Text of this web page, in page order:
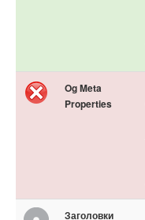
Og Meta
Properties
Заголовки